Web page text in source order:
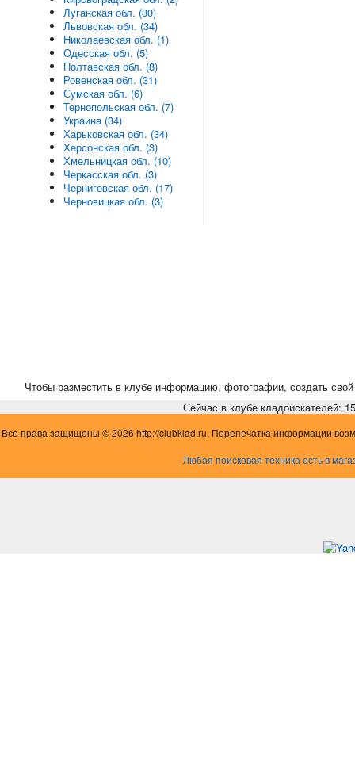
Луганская обл. (30)
Львовская обл. (34)
Николаевская обл. (1)
Одесская обл. (5)
Полтавская обл. (8)
Ровенская обл. (31)
Сумская обл. (6)
Тернопольская обл. (7)
Украина (34)
Харьковская обл. (34)
Херсонская обл. (3)
Хмельницкая обл. (10)
Черкасская обл. (3)
Черниговская обл. (17)
Черновицкая обл. (3)
Чтобы разместить в клубе информацию, фотографии, создать свой
Сейчас в клубе кладоискателей:
Все права защищены © 2026 http://clubklad.ru. Перепечатка информации
Любая поисковая техника есть в